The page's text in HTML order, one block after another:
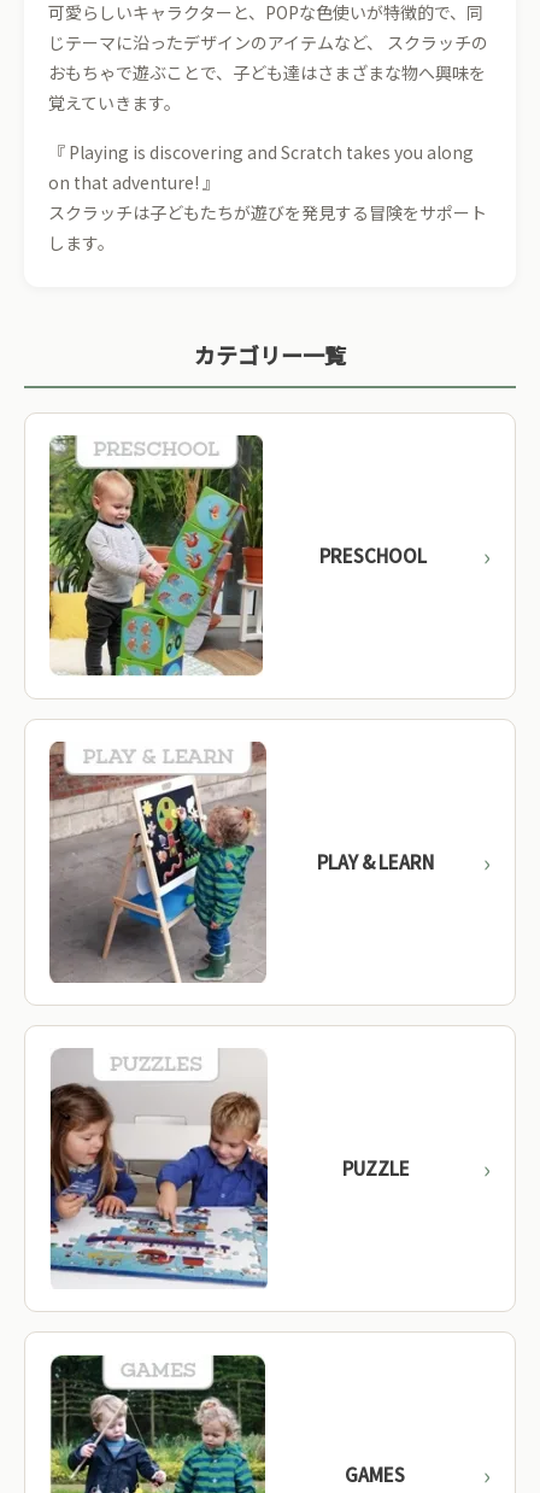
可愛らしいキャラクターと、POPな色使いが特徴的で、同
じテーマに沿ったデザインのアイテムなど、 スクラッチの
おもちゃで遊ぶことで、子ども達はさまざまな物へ興味を
覚えていきます。
『 Playing is discovering and Scratch takes you along
on that adventure! 』
スクラッチは子どもたちが遊びを発見する冒険をサポート
します。
カテゴリー一覧
PRESCHOOL
PLAY & LEARN
PUZZLE
GAMES